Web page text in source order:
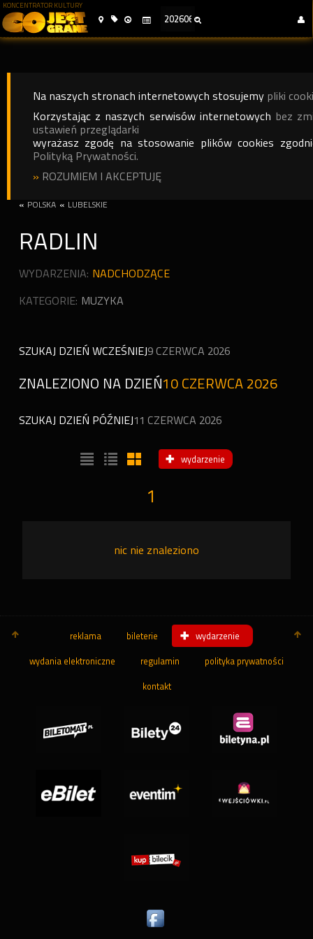
KONCENTRATOR KULTURY
Na naszych stronach internetowych stosujemy pliki
Korzystając z naszych serwisów internetowych bez
ustawień przeglądarki
wyrażasz zgodę na stosowanie plików cookies
Polityką Prywatności.
» ROZUMIEM I AKCEPTUJĘ
« POLSKA « LUBELSKIE
RADLIN
WYDARZENIA: NADCHODZĄCE
KATEGORIE: MUZYKA
SZUKAJ DZIEŃ WCZEŚNIEJ9 CZERWCA 2026
ZNALEZIONO NA DZIEŃ10 CZERWCA 2026
SZUKAJ DZIEŃ PÓŹNIEJ11 CZERWCA 2026
wydarzenie
1
nic nie znaleziono
reklama bileterie wydarzenie
wydania elektroniczne regulamin polityka prywatności
kontakt